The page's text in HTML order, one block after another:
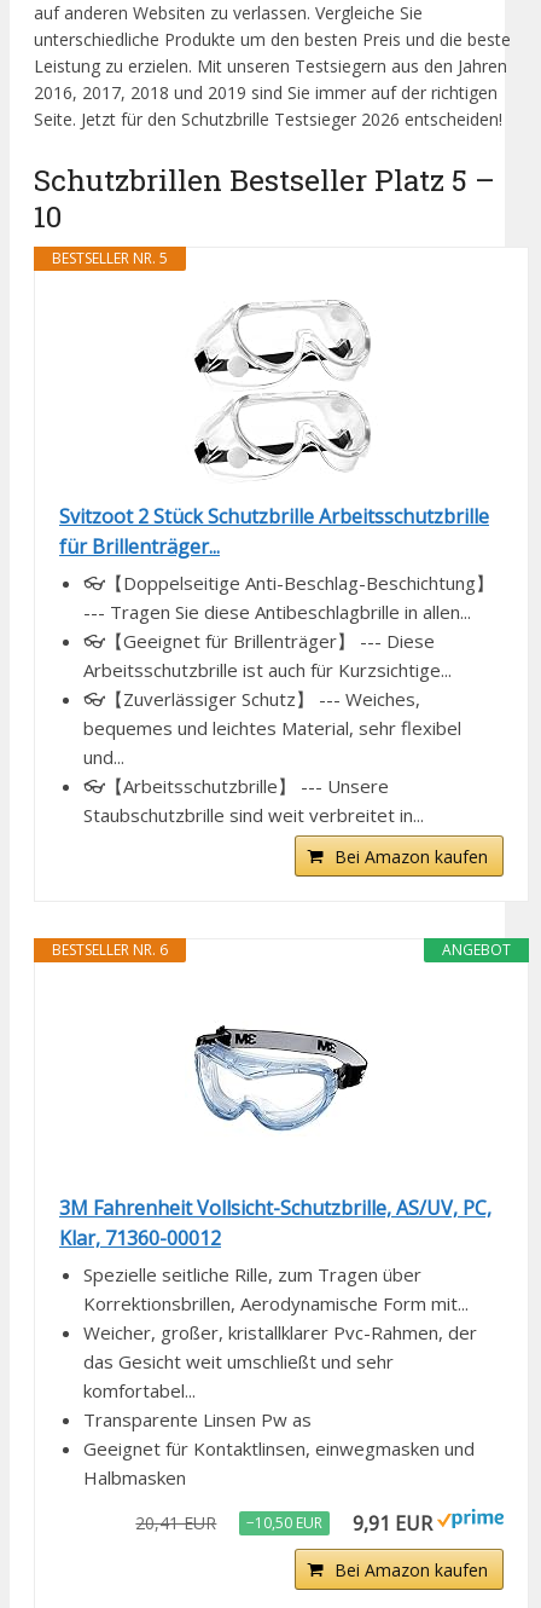
auf anderen Websiten zu verlassen. Vergleiche Sie
unterschiedliche Produkte um den besten Preis und die beste
Leistung zu erzielen. Mit unseren Testsiegern aus den Jahren
2016, 2017, 2018 und 2019 sind Sie immer auf der richtigen
Seite. Jetzt für den Schutzbrille Testsieger 2026 entscheiden!
Schutzbrillen Bestseller Platz 5 –
10
BESTSELLER NR. 5
Svitzoot 2 Stück Schutzbrille Arbeitsschutzbrille
für Brillenträger...
👓【Doppelseitige Anti-Beschlag-Beschichtung】
--- Tragen Sie diese Antibeschlagbrille in allen...
👓【Geeignet für Brillenträger】 --- Diese
Arbeitsschutzbrille ist auch für Kurzsichtige...
👓【Zuverlässiger Schutz】 --- Weiches,
bequemes und leichtes Material, sehr flexibel
und...
👓【Arbeitsschutzbrille】 --- Unsere
Staubschutzbrille sind weit verbreitet in...
Bei Amazon kaufen
ANGEBOT
BESTSELLER NR. 6
3M Fahrenheit Vollsicht-Schutzbrille, AS/UV, PC,
Klar, 71360-00012
Spezielle seitliche Rille, zum Tragen über
Korrektionsbrillen, Aerodynamische Form mit...
Weicher, großer, kristallklarer Pvc-Rahmen, der
das Gesicht weit umschließt und sehr
komfortabel...
Transparente Linsen Pw as
Geeignet für Kontaktlinsen, einwegmasken und
Halbmasken
20,41 EUR −10,50 EUR 9,91 EUR
Bei Amazon kaufen